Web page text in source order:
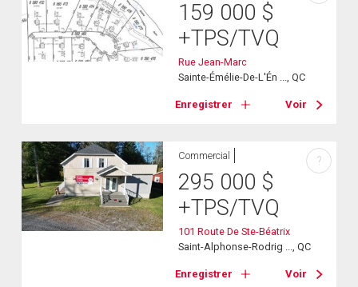
159 000 $
+TPS/TVQ
Rue Jean-Marc
Sainte-Émélie-De-L'Én ..., QC
Enregistrer Voir
Commercial
295 000 $
+TPS/TVQ
101 Route De Ste-Béatrix
Saint-Alphonse-Rodrig ..., QC
Enregistrer Voir
?